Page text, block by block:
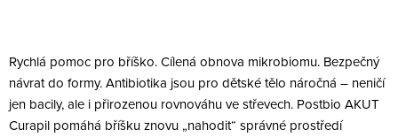
Rychlá pomoc pro bříško. Cílená obnova mikrobiomu. Bezpečný
návrat do formy. Antibiotika jsou pro dětské tělo náročná – neničí
jen bacily, ale i přirozenou rovnováhu ve střevech. Postbio AKUT
Curapil pomáhá bříšku znovu „nahodit“ správné prostředí